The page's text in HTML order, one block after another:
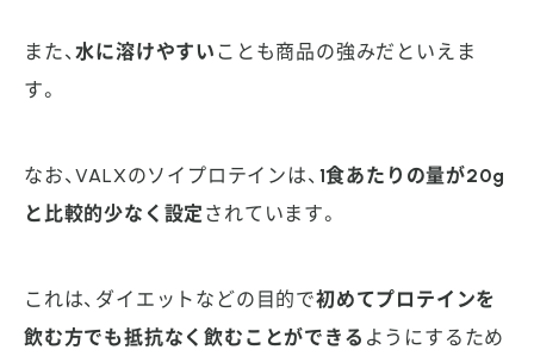
また、水に溶けやすい ことも商品の強みだといえま
す。
なお、VALXのソイプロテインは、 1食あたりの量が20g
と比較的少なく設定 されています。
これは、ダイエットなどの目的で初めてプロテインを
飲む方でも抵抗なく飲むことができる ようにするため